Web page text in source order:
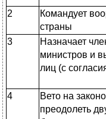
2
Командует
страны
3
Назначает
министров и
лиц (с
4
Вето на
преодолеть